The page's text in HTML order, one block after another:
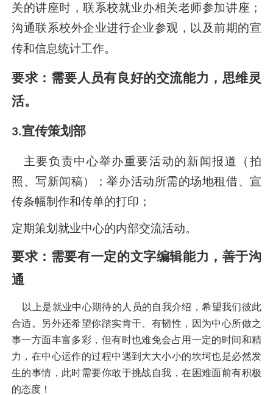
关的讲座时，联系校就业办相关老师参加讲座；
沟通联系校外企业进行企业参观 ，以及前期的宣
传和信息统计工作。
要求： 需要人员有良好的交流能力，思维灵
活。
3.宣传策划部
主要负责中心举办重要活动的新闻报道（拍
照、写新闻稿）
； 举办活动所需的场地租借、宣
传条幅制作和传单的打印；
定期策划就业中心的内部交流活动。
要求： 需要有一定的文字编辑能力 ， 善于沟
通
以上是就业中心期待的人员的自我介绍，希望我们彼此
合适。另外还希望你踏实肯干、有韧性，因为中心所做之
事一方面丰富多彩，但有时也难免会占用一定的时间和精
力，在中心运作的过程中遇到大大小小的坎坷也是必然发
生的事情，此时需要你敢于挑战自我，在困难面前有积极
的态度！